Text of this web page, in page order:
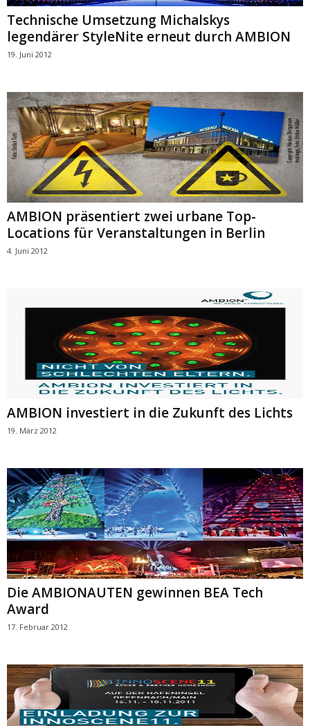
Technische Umsetzung Michalskys
legendärer StyleNite erneut durch AMBION
19. Juni 2012
AMBION präsentiert zwei urbane Top-
Locations für Veranstaltungen in Berlin
4. Juni 2012
AMBION investiert in die Zukunft des Lichts
19. März 2012
Die AMBIONAUTEN gewinnen BEA Tech
Award
17. Februar 2012